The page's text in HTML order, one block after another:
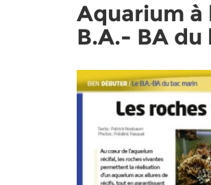
Aquarium à
B.A.- BA